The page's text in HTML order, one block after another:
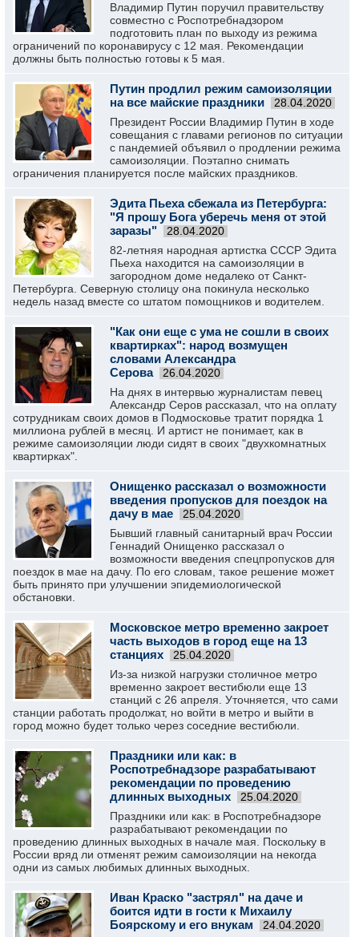
Владимир Путин поручил правительству
совместно с Роспотребнадзором
подготовить план по выходу из режима
ограничений по коронавирусу с 12 мая. Рекомендации
должны быть полностью готовы к 5 мая.
Путин продлил режим самоизоляции
на все майские праздники
28.04.2020
Президент России Владимир Путин в ходе
совещания с главами регионов по ситуации
с пандемией объявил о продлении режима
самоизоляции. Поэтапно снимать
ограничения планируется после майских праздников.
Эдита Пьеха сбежала из Петербурга:
"Я прошу Бога уберечь меня от этой
заразы"
28.04.2020
82-летняя народная артистка СССР Эдита
Пьеха находится на самоизоляции в
загородном доме недалеко от Санкт-
Петербурга. Северную столицу она покинула несколько
недель назад вместе со штатом помощников и водителем.
"Как они еще с ума не сошли в своих
квартирках": народ возмущен
словами Александра
Серова
26.04.2020
На днях в интервью журналистам певец
Александр Серов рассказал, что на оплату
сотрудникам своих домов в Подмосковье тратит порядка 1
миллиона рублей в месяц. И артист не понимает, как в
режиме самоизоляции люди сидят в своих "двухкомнатных
квартирках".
Онищенко рассказал о возможности
введения пропусков для поездок на
дачу в мае
25.04.2020
Бывший главный санитарный врач России
Геннадий Онищенко рассказал о
возможности введения спецпропусков для
поездок в мае на дачу. По его словам, такое решение может
быть принято при улучшении эпидемиологической
обстановки.
Московское метро временно закроет
часть выходов в город еще на 13
станциях
25.04.2020
Из-за низкой нагрузки столичное метро
временно закроет вестибюли еще 13
станций с 26 апреля. Уточняется, что сами
станции работать продолжат, но войти в метро и выйти в
город можно будет только через соседние вестибюли.
Праздники или как: в
Роспотребнадзоре разрабатывают
рекомендации по проведению
длинных выходных
25.04.2020
Праздники или как: в Роспотребнадзоре
разрабатывают рекомендации по
проведению длинных выходных в начале мая. Поскольку в
России вряд ли отменят режим самоизоляции на некогда
одни из самых любимых длинных выходных.
Иван Краско "застрял" на даче и
боится идти в гости к Михаилу
Боярскому и его внукам
24.04.2020